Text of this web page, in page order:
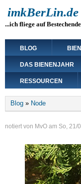
zum
Inhalt
imkBerLin.de
...ich fliege auf
Main
navigation
BLOG
DAS BIENENJAHR
RESSOURCEN
Breadcrumb
Blog Node
notiert von MvO am So, 21/